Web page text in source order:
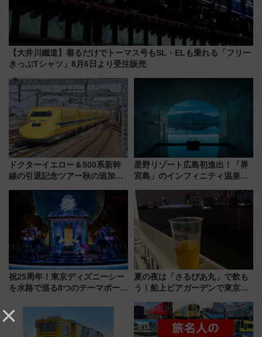
【大井川鐵道】着るだけでトーマス号もSL・ELも乗れる「フリー
きっぷTシャツ」8月6日より受注販売
ドクターイエロー＆500系新幹
線の引退記念ツアー秋の追加企
ホテル情報まとめ
星野リゾート広島初進出！「界
宮島」のインフィニティ温泉と
宿泊料金・アクセスは？（2026
年7月23日開業）
祝25周年！東京ディズニーシー
を水路で巡る8つのテーマポート
夏の夜は「さるびあ丸」で飲も
う！船上ビアガーデンで東京湾
杯……工場直送生ビールや島グ
ルメが美味い